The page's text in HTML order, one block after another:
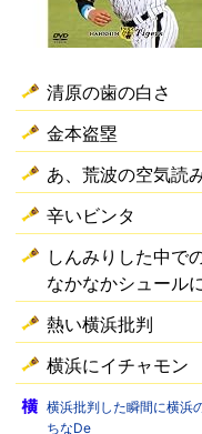
清原の歯の白さ
金本盗塁
あ、荒波の空気読
辛いビンタ
しんみりした中で
なかなかシュール
熱い横浜批判
横浜にイチャモン
横浜批判した瞬間に横浜
ちなDe